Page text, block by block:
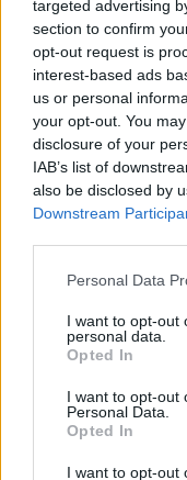
targeted advertising
section to confirm
opt-out request is
interest-based ads
us or personal
your opt-out. You
disclosure of your
IAB’s list of
also be disclosed by
Downstream
Personal Data
I want to opt-out
personal data.
Opted In
I want to opt-out
Personal Data.
Opted In
I want to opt-out
Ολυμπιακός: Το
(video)
Ολυμπιακός: Οι
ευχαριστώ, στον